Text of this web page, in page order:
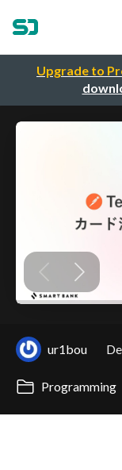
Upgrade to
ur1bou
Programming